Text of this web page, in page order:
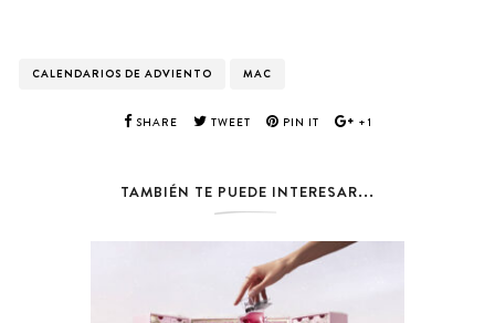
CALENDARIOS DE ADVIENTO MAC
SHARE TWEET PIN IT +1
TAMBIÉN TE PUEDE INTERESAR...